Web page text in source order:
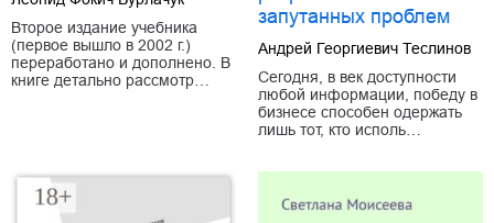
Второе издание учебника
(первое вышло в 2002 г.)
переработано и дополнено. В
книге детально рассмотр…
запутанных проблем
Андрей Георгиевич Теслинов
Сегодня, в век доступности
любой информации, победу в
бизнесе способен одержать
лишь тот, кто исполь…